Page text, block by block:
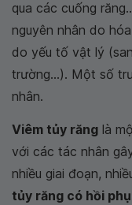
qua các cuống
nguyên nhân do
do yếu tố vật lý
trường...). Một số
nhân.
Viêm tủy răng là
với các tác nhân
nhiều giai đoạn,
tủy răng có hồi